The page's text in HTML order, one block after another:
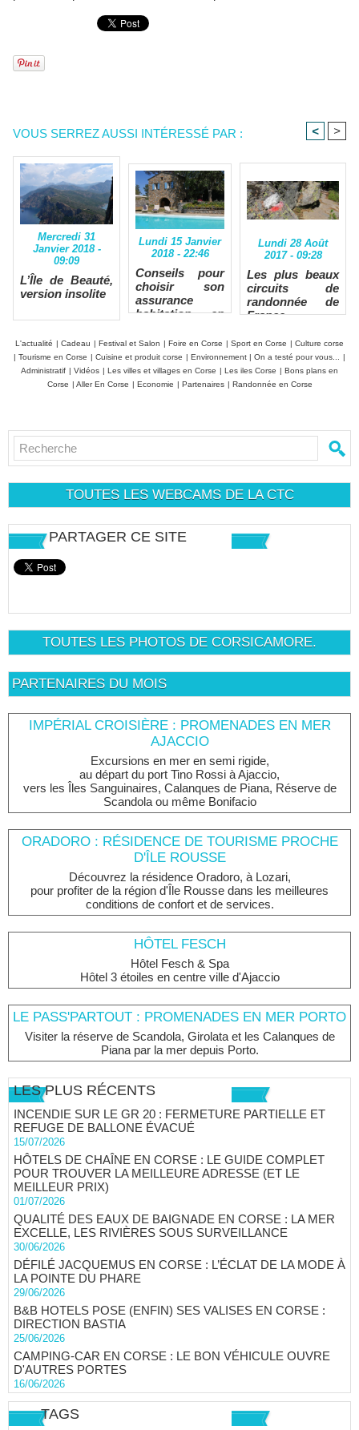
VOUS SERREZ AUSSI INTÉRESSÉ PAR : < >
Mercredi 31
Janvier 2018 -
09:09
L’Île de Beauté,
version insolite
Lundi 15 Janvier
2018 - 22:46
Conseils pour
choisir son
assurance
habitation en
Lundi 28 Août
2017 - 09:28
Les plus beaux
circuits de
randonnée de
France
L'actualité | Cadeau | Festival et Salon | Foire en Corse | Sport en Corse | Culture corse
| Tourisme en Corse | Cuisine et produit corse | Environnement | On a testé pour vous...
|
Administratif | Vidéos | Les villes et villages en Corse | Les iles Corse | Bons plans en
Corse | Aller En Corse | Economie | Partenaires | Randonnée en Corse
TOUTES LES WEBCAMS DE LA CTC
PARTAGER CE SITE
TOUTES LES PHOTOS DE CORSICAMORE.
PARTENAIRES DU MOIS
IMPÉRIAL CROISIÈRE : PROMENADES EN MER
AJACCIO
Excursions en mer en semi rigide,
au départ du port Tino Rossi à Ajaccio,
vers les Îles Sanguinaires, Calanques de Piana, Réserve de
Scandola ou même Bonifacio
ORADORO : RÉSIDENCE DE TOURISME PROCHE
D'ÎLE ROUSSE
Découvrez la résidence Oradoro, à Lozari,
pour profiter de la région d'Île Rousse dans les meilleures
conditions de confort et de services.
HÔTEL FESCH
Hôtel Fesch & Spa
Hôtel 3 étoiles en centre ville d'Ajaccio
LE PASS'PARTOUT : PROMENADES EN MER PORTO
Visiter la réserve de Scandola, Girolata et les Calanques de
Piana par la mer depuis Porto.
LES PLUS RÉCENTS
INCENDIE SUR LE GR 20 : FERMETURE PARTIELLE ET
REFUGE DE BALLONE ÉVACUÉ
15/07/2026
HÔTELS DE CHAÎNE EN CORSE : LE GUIDE COMPLET
POUR TROUVER LA MEILLEURE ADRESSE (ET LE
MEILLEUR PRIX)
01/07/2026
QUALITÉ DES EAUX DE BAIGNADE EN CORSE : LA MER
EXCELLE, LES RIVIÈRES SOUS SURVEILLANCE
30/06/2026
DÉFILÉ JACQUEMUS EN CORSE : L’ÉCLAT DE LA MODE À
LA POINTE DU PHARE
29/06/2026
B&B HOTELS POSE (ENFIN) SES VALISES EN CORSE :
DIRECTION BASTIA
25/06/2026
CAMPING-CAR EN CORSE : LE BON VÉHICULE OUVRE
D'AUTRES PORTES
16/06/2026
TAGS